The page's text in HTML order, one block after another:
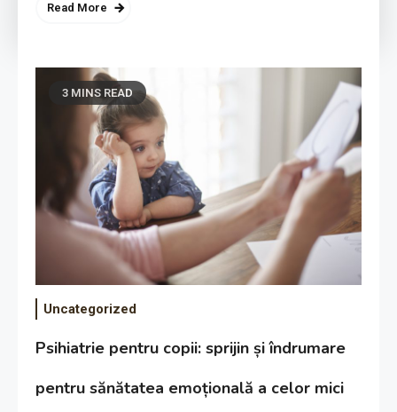
Read More
3 MINS READ
Uncategorized
Psihiatrie pentru copii: sprijin și îndrumare
pentru sănătatea emoțională a celor mici